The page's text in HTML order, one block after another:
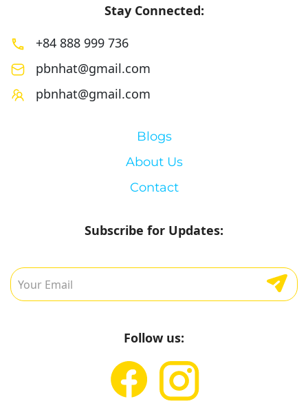
Stay Connected:
+84 888 999 736
pbnhat@gmail.com
pbnhat@gmail.com
Blogs
About Us
Contact
Subscribe for Updates:
Follow us: